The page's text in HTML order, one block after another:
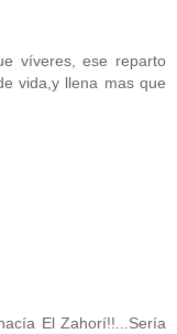
víveres, ese reparto
vida,y llena mas que
El Zahorí!!...Sería